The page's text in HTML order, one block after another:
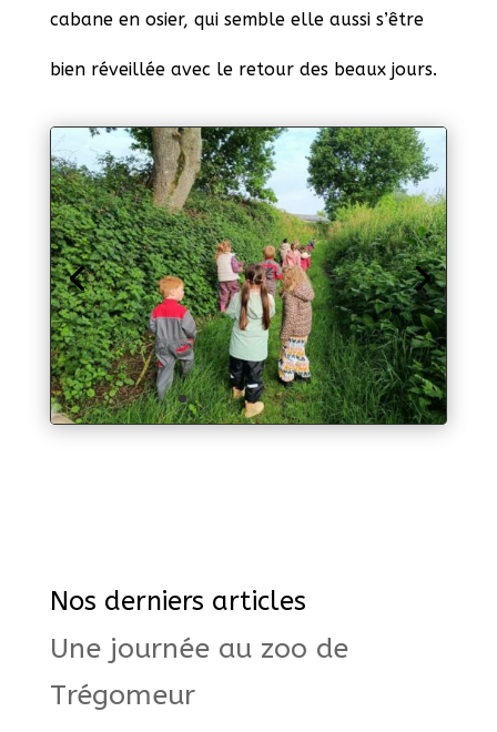
cabane en osier, qui semble elle aussi s’être
bien réveillée avec le retour des beaux jours.
Nos derniers articles
Une journée au zoo de
Trégomeur